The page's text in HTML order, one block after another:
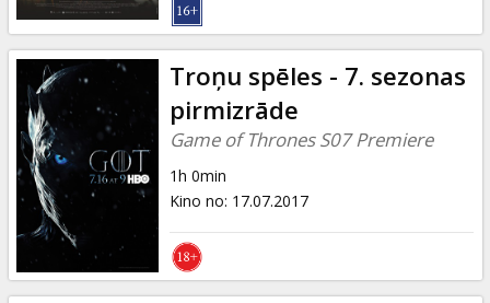
Troņu spēles - 7. sezonas
pirmizrāde
Game of Thrones S07 Premiere
1h 0min
Kino no: 17.07.2017